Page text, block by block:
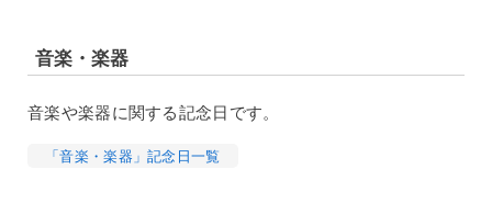
音楽・楽器
音楽や楽器に関する記念日です。
「音楽・楽器」記念日一覧